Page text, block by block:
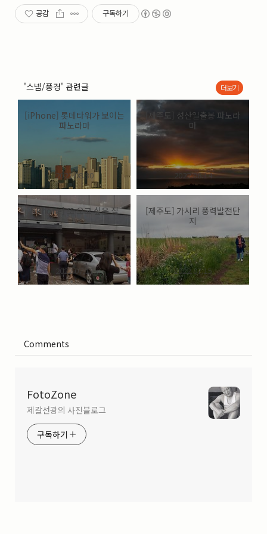
실내_정물(170)
성당_성지
(89)
故최규동(7)
사진전시회 (24)
동창(184)
졸업50(57)
기타(94)
기타등등
(33)
블로그최적화(2)
공감 구독하기
'스넵/풍경' 관련글
[iPhone] 롯데타워가 보이는
파노라마
2022.08.30
[제주도] 성산일출봉 파노라
마
2022.08.14
[iPhone] 또 오고 싶은 집
2022.07.17
[제주도] 가시리 풍력발전단
지
2022.07.15
더보기
Comments
FotoZone
제갈선광의 사진블로그
구독하기